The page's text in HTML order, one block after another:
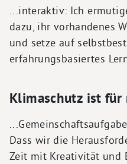
...interaktiv: Ich
dazu, ihr vorhandenes
und setze auf
erfahrungsbasiertes
Klimaschutz ist
Dass wir die
Zeit mit Kreativität und